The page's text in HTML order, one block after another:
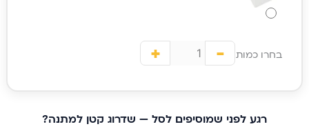
בחרו כמות -
+
רגע לפני שמוסיפים לסל — שדרוג קטן למתנה?